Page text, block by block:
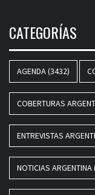
CATEGORÍAS
AGENDA(3432)
COBERTURAS
ENTREVISTAS
NOTICIAS ARGENTINA